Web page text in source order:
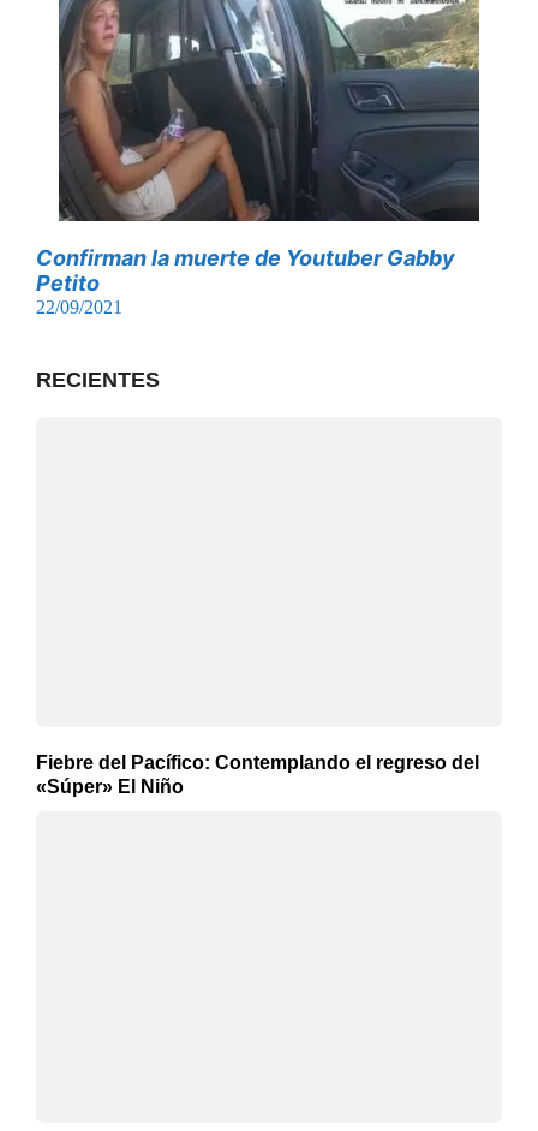
Confirman la muerte de Youtuber Gabby
Petito
22/09/2021
RECIENTES
Fiebre del Pacífico: Contemplando el regreso del
«Súper» El Niño